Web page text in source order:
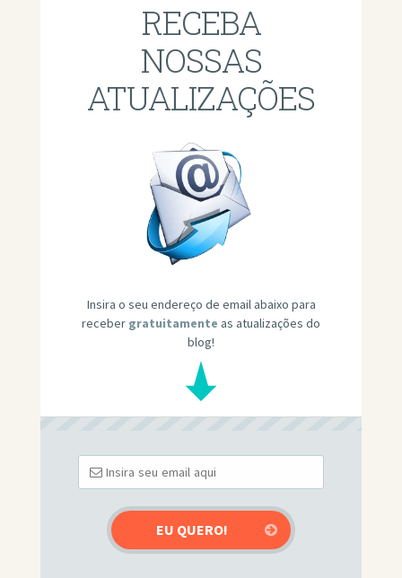
RECEBA
NOSSAS
ATUALIZAÇÕES
Insira o seu endereço de email abaixo para
receber gratuitamente as atualizações do
blog!